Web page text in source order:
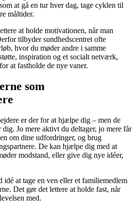
at gå en tur hver dag, tage cyklen til
måltider.
at holde motivationen, når man
tilbyder sundhedscentret ofte
hvor du møder andre i samme
inspiration og et socialt netværk,
at fastholde de nye vaner.
som
er der for at hjælpe dig – men de
Jo mere aktivt du deltager, jo mere får
om dine udfordringer, og brug
De kan hjælpe dig med at
modstand, eller give dig nye idéer,
idé at tage en ven eller et familiemedlem
Det gør det lettere at holde fast, når
med.